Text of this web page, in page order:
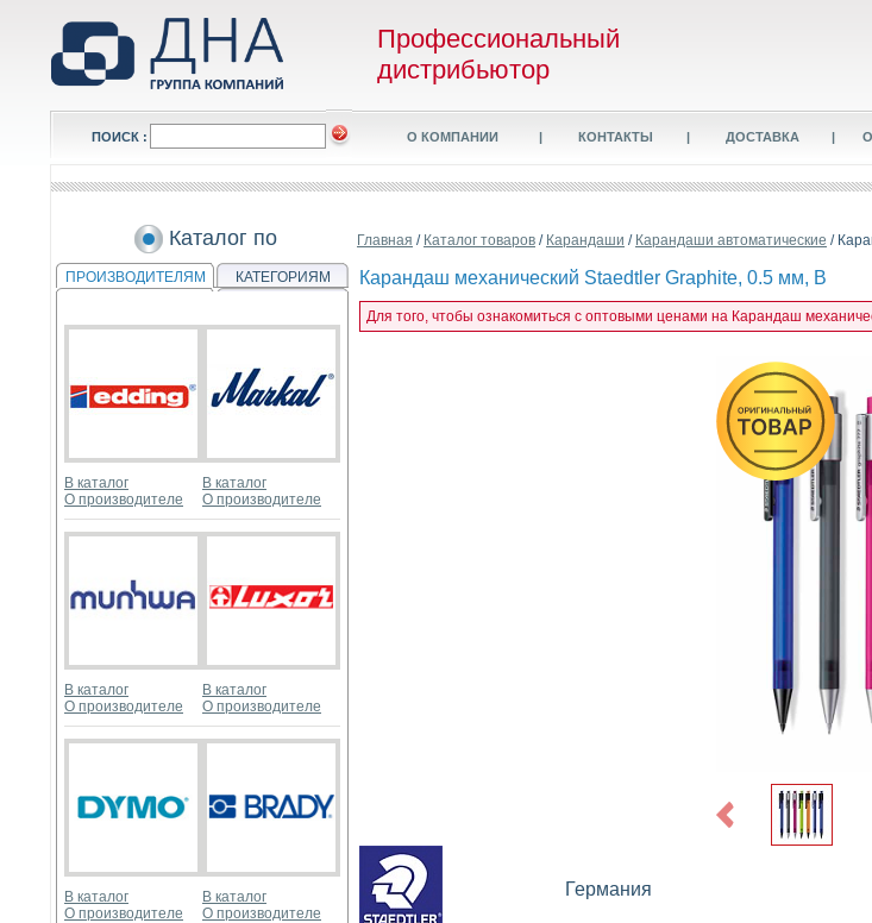
Профессиональный
дистрибьютор
ПОИСК : О КОМПАНИИ | КОНТАКТЫ | ДОСТАВКА |
Каталог по
ПРОИЗВОДИТЕЛЯМ КАТЕГОРИЯМ
В каталог
О производителе
В каталог
О производителе
В каталог
О производителе
В каталог
О производителе
В каталог
О производителе
В каталог
О производителе
Главная / Каталог товаров / Карандаши / Карандаши автоматические /
Карандаш механический Staedtler Graphite, 0.5 мм, B
Для того, чтобы ознакомиться с оптовыми ценами на Карандаш
Previous
Германия